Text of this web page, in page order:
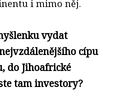
i mimo něj.
vydat
cípu
do Jihoafrické
tam investory?